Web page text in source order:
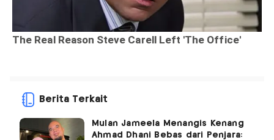
Berita Terkait
Mulan Jameela Menangis Kenang
Ahmad Dhani Bebas dari Penjara: